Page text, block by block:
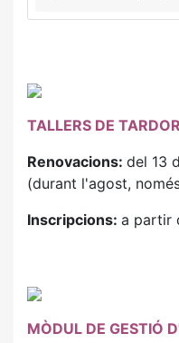
TALLERS DE TARDOR
Renovacions: del 13
(durant l'agost,
Inscripcions: a partir
MÒDUL DE GESTIÓ